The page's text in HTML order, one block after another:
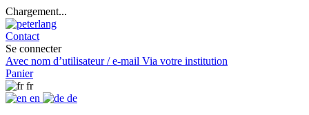
Chargement...
Contact
Se connecter
Avec nom d’utilisateur / e-mail Via votre institution
Panier
fr
en
de